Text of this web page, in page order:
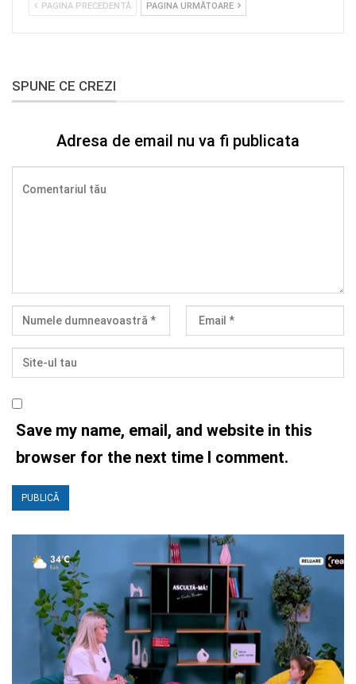
PAGINA PRECEDENTĂ PAGINA URMĂTOARE
SPUNE CE CREZI
Adresa de email nu va fi publicata
Save my name, email, and website in this
browser for the next time I comment.